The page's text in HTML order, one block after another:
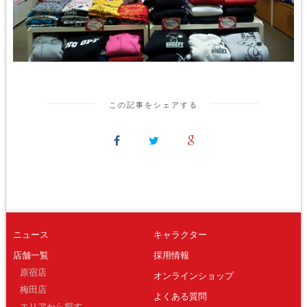
この記事をシェアする
ニュース
店舗一覧
原宿店
梅田店
キャラクター
採用情報
オンラインショップ
よくある質問